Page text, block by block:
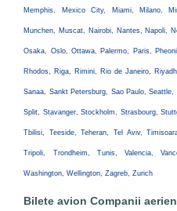
Memphis, Mexico City, Miami, Milano,
Munchen, Muscat, Nairobi, Nantes, Napoli,
Osaka, Oslo, Ottawa, Palermo, Paris,
Rhodos, Riga, Rimini, Rio de Janeiro,
Sanaa, Sankt Petersburg, Sao Paulo,
Split, Stavanger, Stockholm, Strasbourg,
Tbilisi, Teeside, Teheran, Tel Aviv,
Tripoli, Trondheim, Tunis, Valencia,
Washington, Wellington, Zagreb, Zurich
Bilete avion Companii